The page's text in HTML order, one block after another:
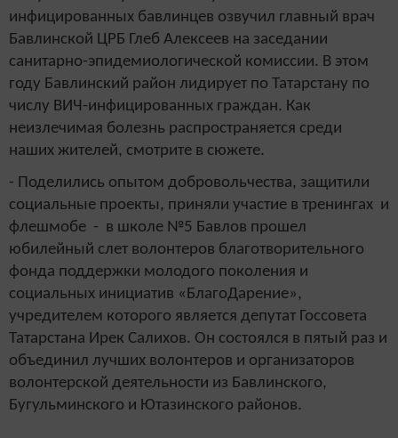
инфицированных бавлинцев озвучил главный врач
Бавлинской ЦРБ Глеб Алексеев на заседании
санитарно-эпидемиологической комиссии. В этом
году Бавлинский район лидирует по Татарстану по
числу ВИЧ-инфицированных граждан. Как
неизлечимая болезнь распространяется среди
наших жителей, смотрите в сюжете.
- Поделились опытом добровольчества, защитили
социальные проекты, приняли участие в тренингах и
флешмобе - в школе №5 Бавлов прошел
юбилейный слет волонтеров благотворительного
фонда поддержки молодого поколения и
социальных инициатив «БлагоДарение»,
учредителем которого является депутат Госсовета
Татарстана Ирек Салихов. Он состоялся в пятый раз и
объединил лучших волонтеров и организаторов
волонтерской деятельности из Бавлинского,
Бугульминского и Ютазинского районов.